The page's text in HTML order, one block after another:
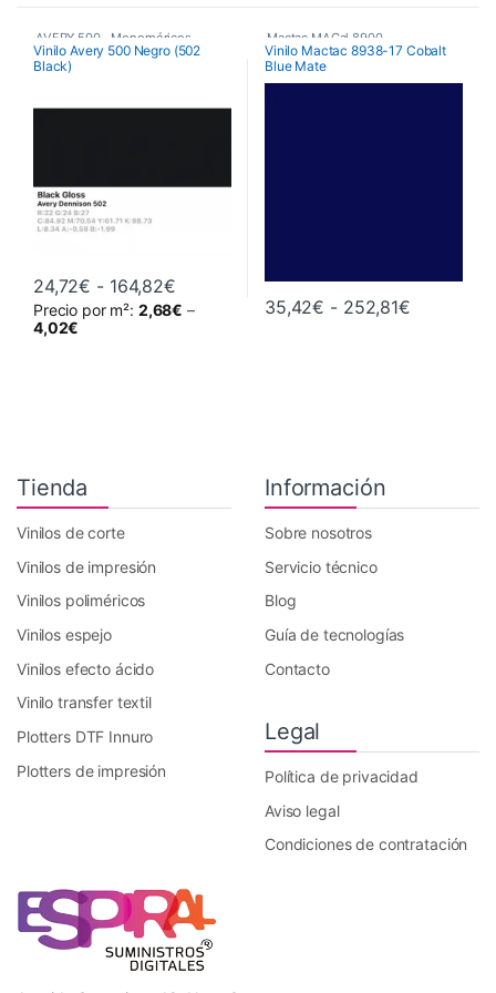
AVERY 500 Monoméricos
Vinilos De Corte
Vinilo Avery 500 Negro (502
Black)
24,72€ - 164,82€Rango de precios: desde 24,72€
Precio por m²: 2,68€ –
4,02€
Este producto tiene múltiples variantes. Las opciones se
Mactac MACal 8900
Monoméricos
Vinilo Mactac 8938-17 Cobalt
Blue Mate
35,42€ - 252,81€Rango de
Este producto tiene múltiples
Tienda
Vinilos de corte
Vinilos de impresión
Vinilos poliméricos
Vinilos espejo
Vinilos efecto ácido
Vinilo transfer textil
Plotters DTF Innuro
Plotters de impresión
Información
Sobre nosotros
Servicio técnico
Blog
Guía de tecnologías
Contacto
Legal
Política de privacidad
Aviso legal
Condiciones de contratación